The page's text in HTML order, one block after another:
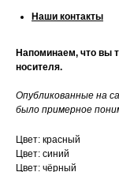
Наши контакты
Напоминаем, что вы
носителя.
Опубликованные на
было примерное
Цвет: красный
Цвет: синий
Цвет: чёрный